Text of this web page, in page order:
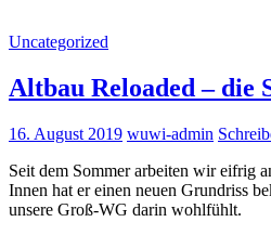
Uncategorized
Altbau Reloaded – die
16. August 2019 wuwi-admin
Seit dem Sommer arbeiten wir eifrig
Innen hat er einen neuen Grundriss
unsere Groß-WG darin wohlfühlt.